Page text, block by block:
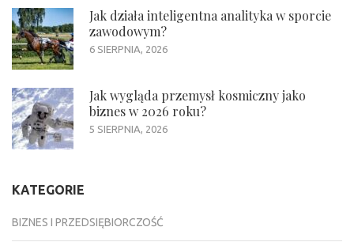
Jak działa inteligentna analityka w sporcie
zawodowym?
6 SIERPNIA, 2026
Jak wygląda przemysł kosmiczny jako
biznes w 2026 roku?
5 SIERPNIA, 2026
KATEGORIE
BIZNES I PRZEDSIĘBIORCZOŚĆ